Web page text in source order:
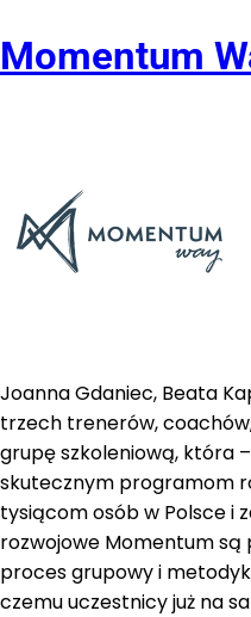
Momentum
Joanna Gdaniec, Beata
trzech trenerów,
grupę szkoleniową, która
skutecznym programom
tysiącom osób w Polsce i
rozwojowe Momentum
proces grupowy i
czemu uczestnicy już na